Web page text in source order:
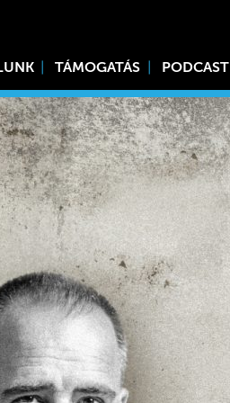
TÁMOGATÁS PODCAST